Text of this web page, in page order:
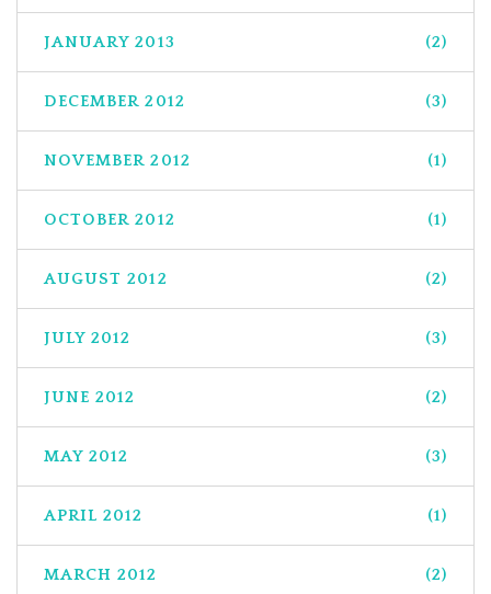
JANUARY 2013 (2)
DECEMBER 2012 (3)
NOVEMBER 2012 (1)
OCTOBER 2012 (1)
AUGUST 2012 (2)
JULY 2012 (3)
JUNE 2012 (2)
MAY 2012 (3)
APRIL 2012 (1)
MARCH 2012 (2)